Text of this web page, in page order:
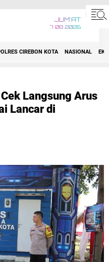
JUM'AT
7 08 2026
CIREBON KOTA NASIONAL
Langsung Arus
Lancar di